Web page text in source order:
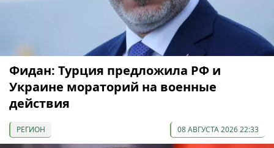
Фидан: Турция предложила РФ и
Украине мораторий на военные
действия
РЕГИОН 08 АВГУСТА 2026 22:33